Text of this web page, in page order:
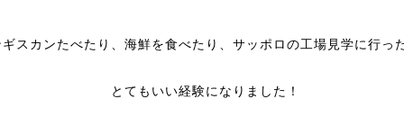
スカンたべたり、海鮮を食べたり、サッポロの工場見学に行っ
とてもいい経験になりました！